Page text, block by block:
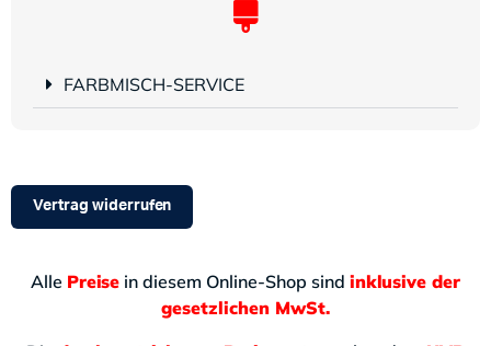
FARBMISCH-SERVICE
Vertrag widerrufen
Alle Preise in diesem Online-Shop sind inklusive der
gesetzlichen MwSt.